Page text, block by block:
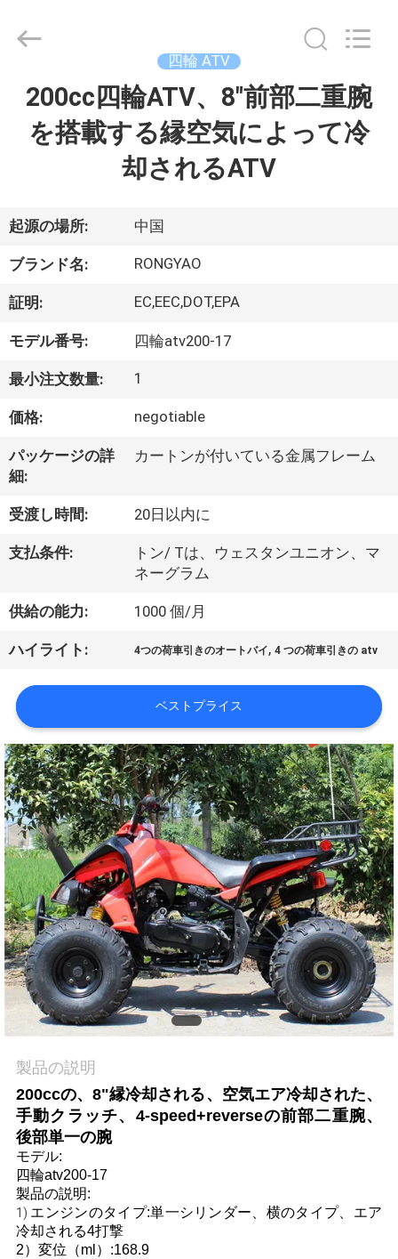
ダ
ク
ト
私
に
つ
い
て
工
場
行
品
質
管
理
私
達
に
絡
し
な
さ
い
Shanghai
Rongyao
Rights
Reserved.
四輪 ATV
200cc四輪ATV、8"前部二重腕
を搭載する縁空気によって冷
却されるATV
起源の場所: 中国
ブランド名: RONGYAO
証明: EC,EEC,DOT,EPA
モデル番号: 四輪atv200-17
最小注文数量: 1
価格: negotiable
パッケージの詳
細:
カートンが付いている金属フレーム
受渡し時間: 20日以内に
支払条件:
トン/ Tは、ウェスタンユニオン、マ
ネーグラム
供給の能力: 1000 個/月
ハイライト: 4つの荷車引きのオートバイ,4 つの荷車引きの atv
ベストプライス
製品の説明
200ccの、8"縁冷却される、空気エア冷却された、
手動クラッチ、4-speed+reverseの前部二重腕、
後部単一の腕
モデル:
四輪atv200-17
製品の説明:
1) エンジンのタイプ:単一シリンダー、横のタイプ、エア
冷却される4打撃
2）変位（ml）:168.9